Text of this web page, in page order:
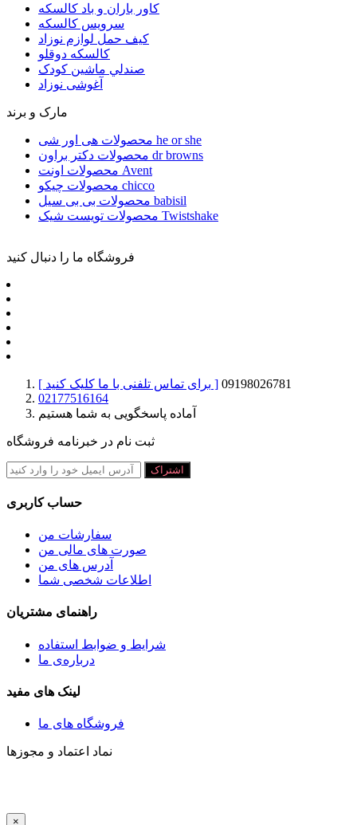
کاور باران و باد کالسکه
سرويس كالسكه
كيف حمل لوازم نوزاد
كالسكه دوقلو
صندلي ماشين کودک
آغوشی نوزاد
مارک و برند
محصولات هی اور شی he or she
محصولات دکتر براون dr browns
محصولات اونت Avent
محصولات چیکو chicco
محصولات بی بی سیل babisil
محصولات تویست شیک Twistshake
فروشگاه ما را دنبال کنید
[ برای تماس تلفنی با ما کلیک کنید ] 09198026781
02177516164
آماده پاسخگویی به شما هستیم
ثبت نام در خبرنامه فروشگاه
اشتراک
حساب کاربری
سفارشات من
صورت های مالی من
آدرس های من
اطلاعات شخصی شما
راهنمای مشتریان
شرايط و ضوابط استفاده
درباره‌ی ما
لینک های مفید
فروشگاه های ما
نماد اعتماد و مجوزها
×